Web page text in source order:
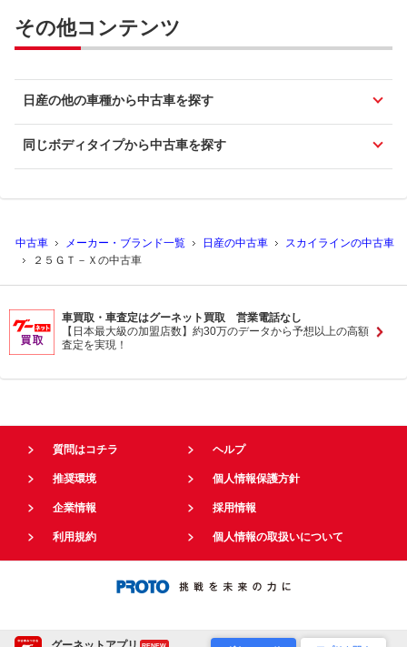
RENEW
その他コンテンツ
日産の他の車種から中古車を探す
同じボディタイプから中古車を探す
中古車 メーカー・ブランド一覧 日産の中古車
スカイラインの中古車
２５ＧＴ－Ｘの中古車
車買取・車査定はグーネット買取 営業電話なし
【日本最大級の加盟店数】約30万のデータから予想以上の高額
査定を実現！
質問はコチラ ヘルプ
推奨環境 個人情報保護方針
企業情報 採用情報
利用規約 個人情報の取扱いについて